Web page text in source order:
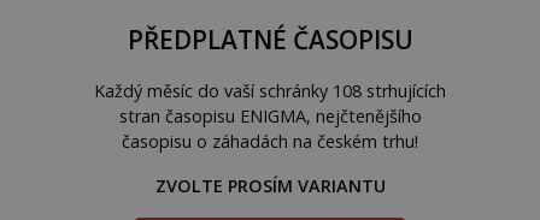
PŘEDPLATNÉ ČASOPISU
Každý měsíc do vaší schránky 108 strhujících
stran časopisu ENIGMA, nejčtenějšího
časopisu o záhadách na českém trhu!
ZVOLTE PROSÍM VARIANTU